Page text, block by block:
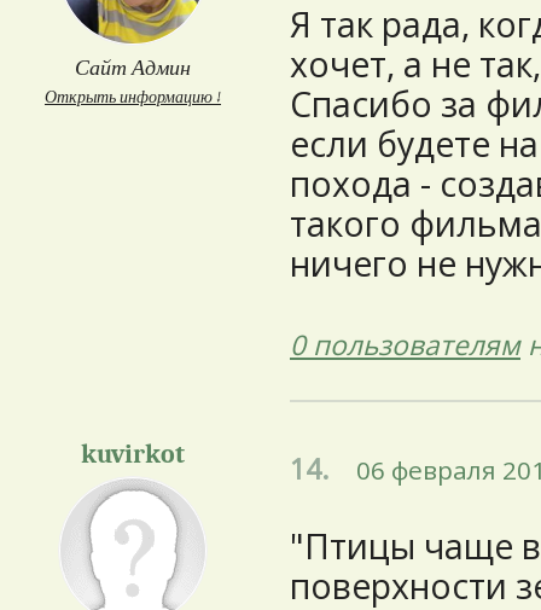
Сайт Админ
Открыть информацию ↓
Я так рада,
хочет, а не
Спасибо за
если будете
похода -
такого
ничего не
0 пользователям
kuvirkot 14. 06 февраля
"Птицы чаще
поверхности